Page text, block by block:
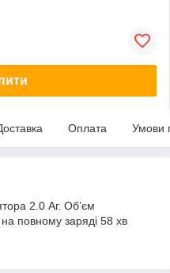
Оплата Умови
2.0 Аг. Об’єм
повному заряді 58 хв